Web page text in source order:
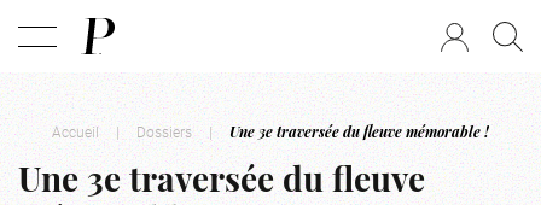
Accueil | Dossiers | Une 3e traversée du fleuve mémorable !
Une 3e traversée du fleuve